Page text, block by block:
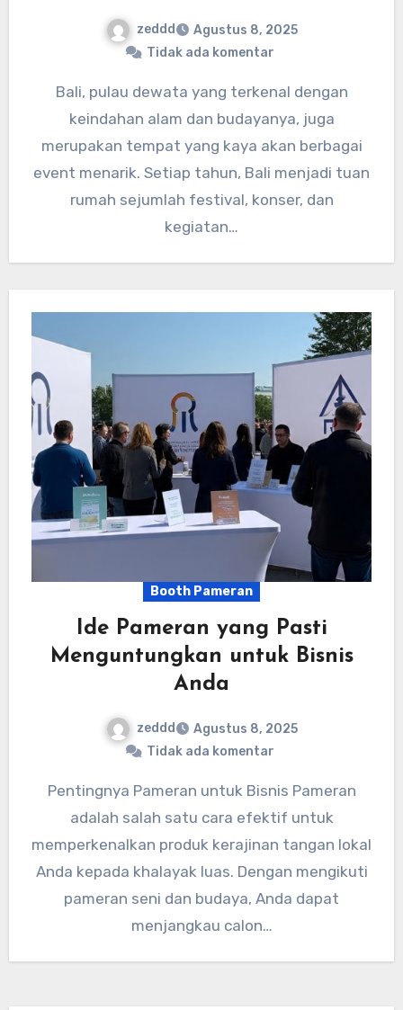
zeddd
Agustus 8, 2025
Tidak ada komentar
Bali, pulau dewata yang terkenal dengan
keindahan alam dan budayanya, juga
merupakan tempat yang kaya akan berbagai
event menarik. Setiap tahun, Bali menjadi tuan
rumah sejumlah festival, konser, dan
kegiatan…
Booth Pameran
Ide Pameran yang Pasti
Menguntungkan untuk Bisnis
Anda
zeddd
Agustus 8, 2025
Tidak ada komentar
Pentingnya Pameran untuk Bisnis Pameran
adalah salah satu cara efektif untuk
memperkenalkan produk kerajinan tangan lokal
Anda kepada khalayak luas. Dengan mengikuti
pameran seni dan budaya, Anda dapat
menjangkau calon…